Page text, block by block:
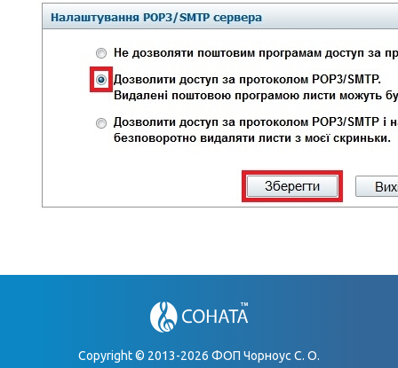
Copyright © 2013-2026 ФОП Чорноус С. О.